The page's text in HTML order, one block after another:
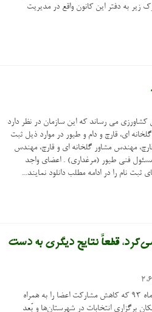
به دفتر این کانون واقع در مدیریت
می رساند که این سازمان در نظر دارد
ای، قارچ و دام و طیور در موارد ذیل ثبت
مهندس مشاور گلخانه ای و قارچ، مهندس
مسئول فنی طیور (مرغداری) . اعضای واجد
نام را در ادامه مطلب دانلود نمایند...
قطعاً نتایج دیگری به دست
در جریان تأیید نتایج انتخابات 5 اردی‌بهشت‌ماه 93 که کاهش مشارکت اعضا را به همراه
برگزاری انتخابات در شهرستان‌ها و بُعد